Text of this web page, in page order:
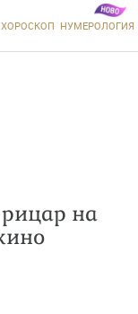
ХОРОСКОП НУМЕРОЛОГИЯ
на